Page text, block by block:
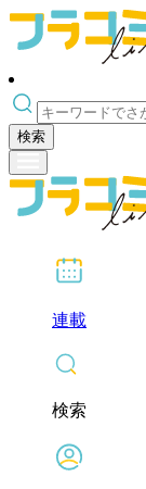
検索
連載
検索